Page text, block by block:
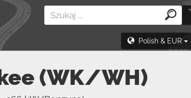
Polish & EUR
(WK/WH)